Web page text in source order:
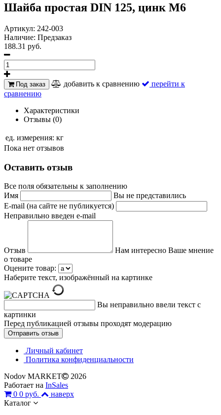
Шайба простая DIN 125, цинк М6
Артикул: 242-003
Наличие: Предзаказ
188.31 руб.
Под заказ добавить к сравнению
перейти к
сравнению
Характеристики
Отзывы (0)
ед. измерения: кг
Пока нет отзывов
Оставить отзыв
Все поля обязательны к заполнению
Имя
Вы не представились
E-mail (на сайте не публикуется)
Неправильно введен e-mail
Отзыв
Нам интересно Ваше мнение
о товаре
Оцените товар:
Наберите текст, изображённый на картинке
Вы неправильно ввели текст с
картинки
Перед публикацией отзывы проходят модерацию
Личный кабинет
Политика конфиденциальности
Nodov MARKET
2026
Работает на InSales
0 0 руб.
наверх
Каталог